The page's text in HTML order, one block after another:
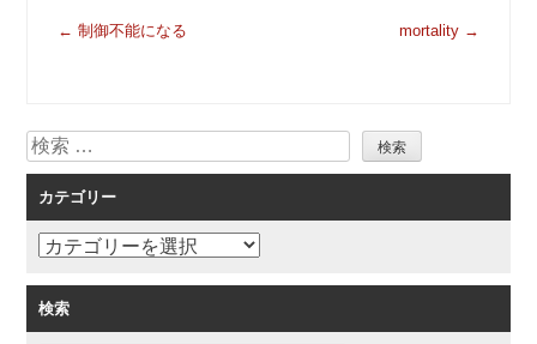
投
ゲ
ー
シ
ョ
ン
← 制御不能になる mortality →
検
索
カテゴリー
カ
ゴ
リ
検索